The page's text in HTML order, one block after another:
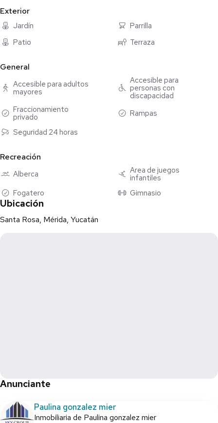
Exterior
Jardín
Parrilla
Patio
Terraza
General
Accesible para adultos
mayores
Accesible para
personas con
discapacidad
Fraccionamiento
privado
Rampas
Seguridad 24 horas
Recreación
Alberca
Área de juegos
infantiles
Fogatero
Gimnasio
Ubicación
Santa Rosa, Mérida, Yucatán
Anunciante
Paulina gonzalez mier
Inmobiliaria de Paulina gonzalez mier